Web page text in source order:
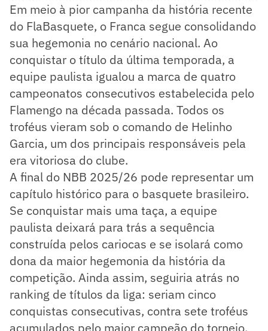
Em meio à pior campanha da história recente
do FlaBasquete, o Franca segue consolidando
sua hegemonia no cenário nacional. Ao
conquistar o título da última temporada, a
equipe paulista igualou a marca de quatro
campeonatos consecutivos estabelecida pelo
Flamengo na década passada. Todos os
troféus vieram sob o comando de Helinho
Garcia, um dos principais responsáveis pela
era vitoriosa do clube.
A final do NBB 2025/26 pode representar um
capítulo histórico para o basquete brasileiro.
Se conquistar mais uma taça, a equipe
paulista deixará para trás a sequência
construída pelos cariocas e se isolará como
dona da maior hegemonia da história da
competição. Ainda assim, seguiria atrás no
ranking de títulos da liga: seriam cinco
conquistas consecutivas, contra sete troféus
acumulados pelo maior campeão do torneio.